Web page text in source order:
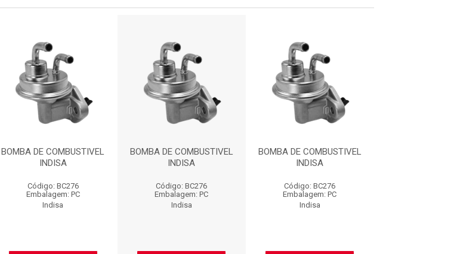
BOMBA DE COMBUSTIVEL
INDISA
Código: BC276
Embalagem: PC
Indisa
BOMBA DE COMBUSTIVEL
INDISA
Código: BC276
Embalagem: PC
Indisa
BOMBA DE COMBUSTIVEL
INDISA
Código: BC276
Embalagem: PC
Indisa